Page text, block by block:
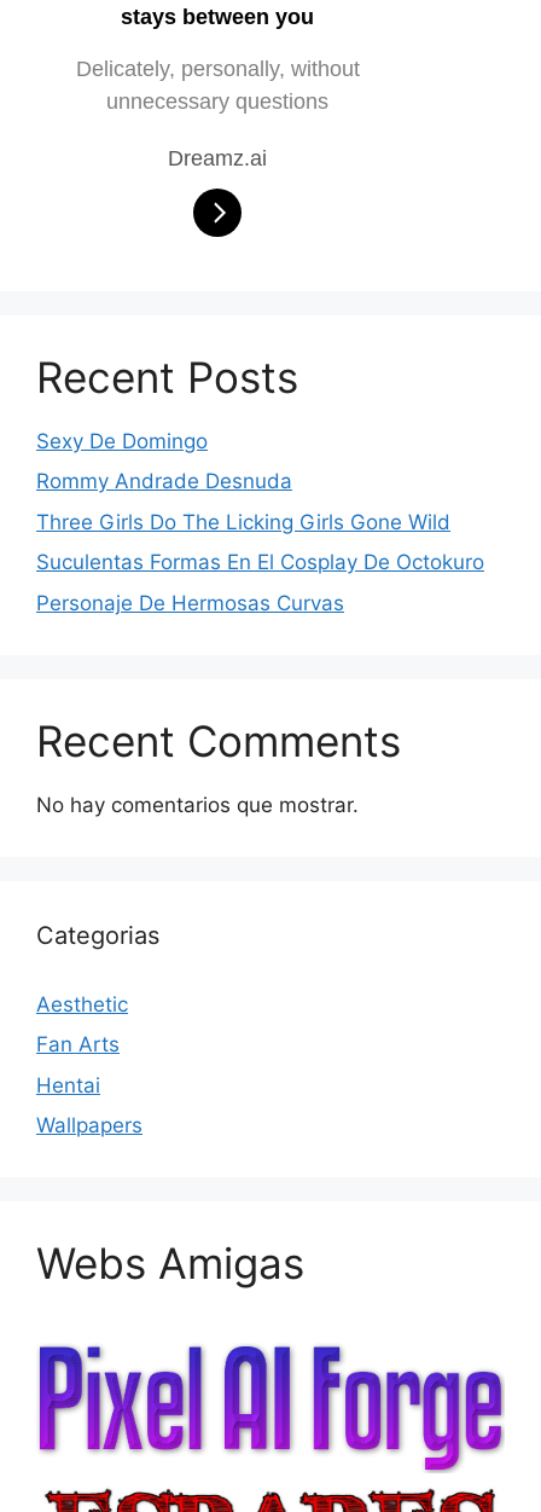
stays between you
Delicately, personally, without
unnecessary questions
Dreamz.ai
Recent Posts
Sexy De Domingo
Rommy Andrade Desnuda
Three Girls Do The Licking Girls Gone Wild
Suculentas Formas En El Cosplay De Octokuro
Personaje De Hermosas Curvas
Recent Comments
No hay comentarios que mostrar.
Categorias
Aesthetic
Fan Arts
Hentai
Wallpapers
Webs Amigas